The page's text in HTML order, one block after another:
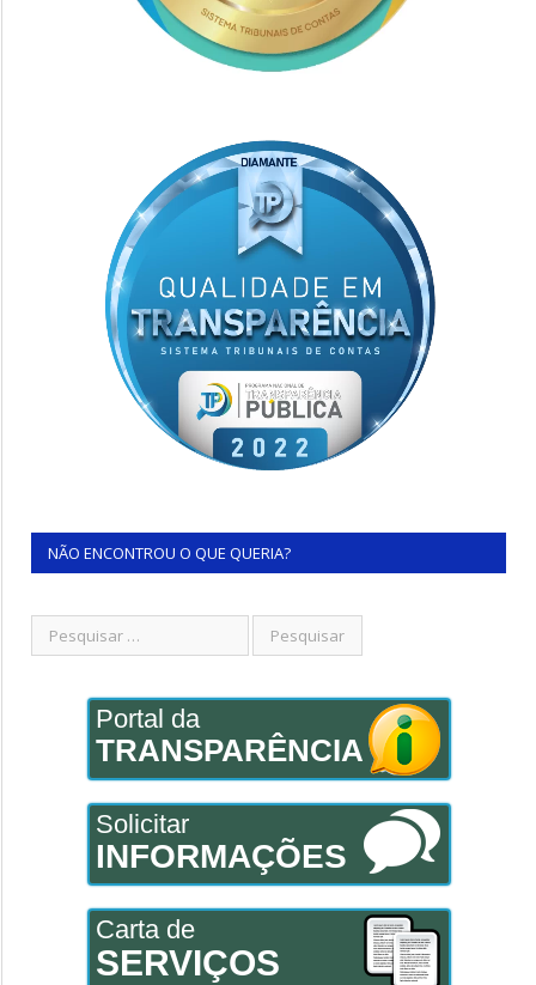
NÃO ENCONTROU O QUE QUERIA?
Portal da
TRANSPARÊNCIA
Solicitar
INFORMAÇÕES
Carta de
SERVIÇOS